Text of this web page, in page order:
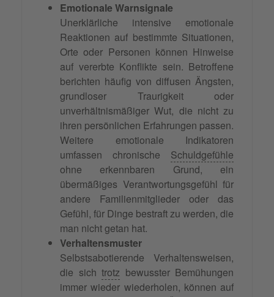
Emotionale Warnsignale
Unerklärliche intensive emotionale
Reaktionen auf bestimmte Situationen,
Orte oder Personen können Hinweise
auf vererbte Konflikte sein. Betroffene
berichten häufig von diffusen Ängsten,
grundloser Traurigkeit oder
unverhältnismäßiger Wut, die nicht zu
ihren persönlichen Erfahrungen passen.
Weitere emotionale Indikatoren
umfassen chronische Schuldgefühle
ohne erkennbaren Grund, ein
übermäßiges Verantwortungsgefühl für
andere Familienmitglieder oder das
Gefühl, für Dinge bestraft zu werden, die
man nicht getan hat.
Verhaltensmuster
Selbstsabotierende Verhaltensweisen,
die sich trotz bewusster Bemühungen
immer wieder wiederholen, können auf